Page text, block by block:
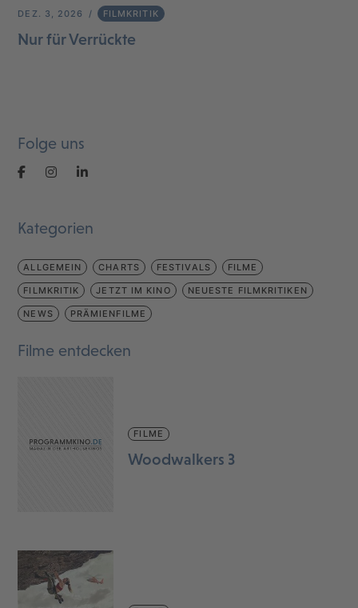
DEZ. 3, 2026 FILMKRITIK
Nur für Verrückte
Folge uns
Kategorien
ALLGEMEIN CHARTS FESTIVALS FILME
FILMKRITIK JETZT IM KINO NEUESTE FILMKRITIKEN
NEWS PRÄMIENFILME
Filme entdecken
FILME
Woodwalkers 3